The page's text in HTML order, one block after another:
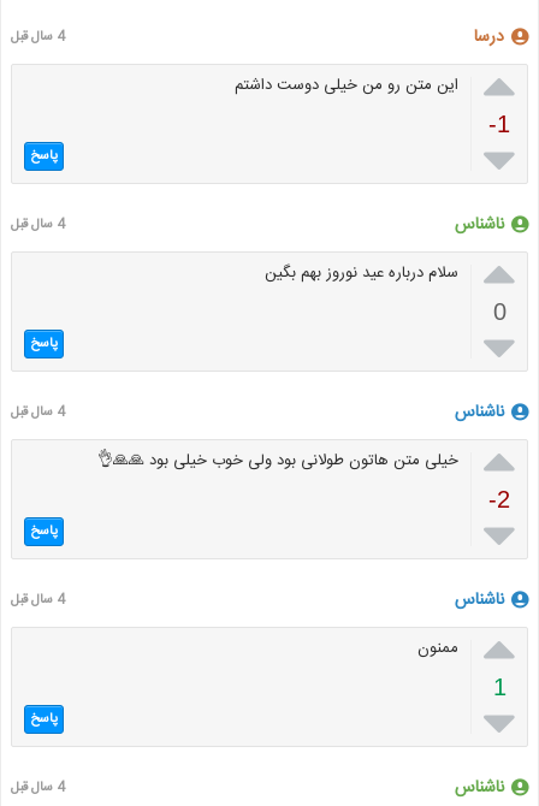
درسا 4 سال قبل

-1

این متن رو من خیلی دوست داشتم
پاسخ
ناشناس 4 سال قبل

0

سلام درباره عید نوروز بهم بگین
پاسخ
ناشناس 4 سال قبل

-2

خیلی متن هاتون طولانی بود ولی خوب خیلی بود 🙏🙏👌
پاسخ
ناشناس 4 سال قبل

1

ممنون
پاسخ
ناشناس 4 سال قبل